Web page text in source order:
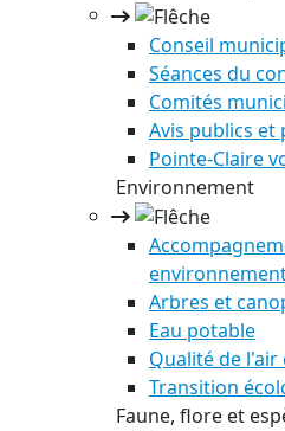
Conseil
Séances du
Comités
Avis publics et
Pointe-Claire
Environnement
Arbres et
Eau potable
Qualité de l'air
Transition
Faune, flore et